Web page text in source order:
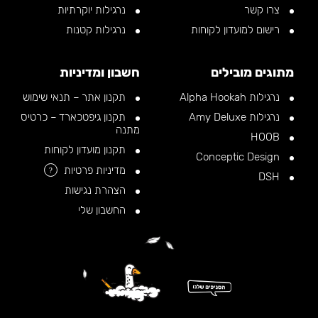
צרו קשר
רישום למועדון לקוחות
נרגילות יוקרתיות
נרגילות קטנות
מתוגים מובילים
נרגילות Alpha Hookah
נרגילות Amy Deluxe
חשבון ומדיניות
תקנון אתר – תנאי שימוש
תקנון גיפטכארד – כרטיס
מתנה
תקנון מועדון לקוחות
מדיניות פרטיות
?
הצהרת נגישות
החשבון שלי